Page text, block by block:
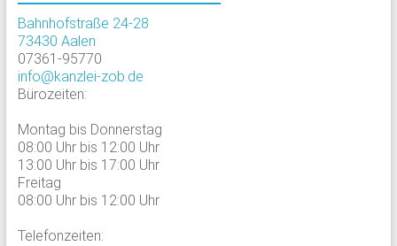
Bahnhofstraße 24-28
73430 Aalen
07361-95770
info@kanzlei-zob.de
Bürozeiten:
Montag bis Donnerstag
08:00 Uhr bis 12:00 Uhr
13:00 Uhr bis 17:00 Uhr
Freitag
08:00 Uhr bis 12:00 Uhr
Telefonzeiten: